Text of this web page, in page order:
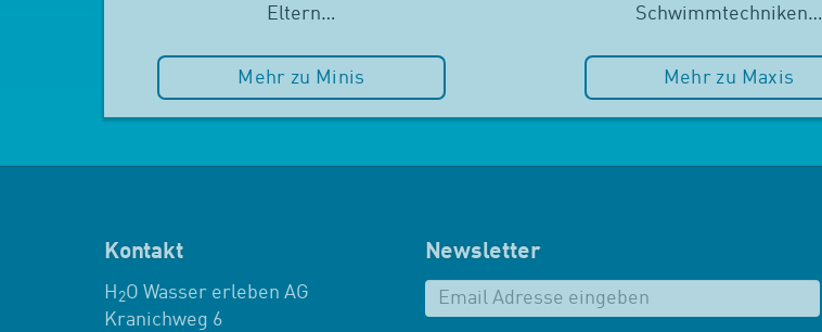
Eltern…
Mehr zu Minis
Schwimmtechniken…
Mehr zu Maxis
Kontakt
H 2O Wasser erleben AG
Kranichweg 6
Newsletter